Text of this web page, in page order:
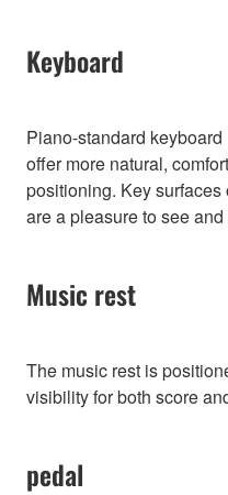
Keyboard
Piano-standard
offer more natural,
positioning. Key
are a pleasure to see and
Music rest
The music rest is
visibility for both score
pedal